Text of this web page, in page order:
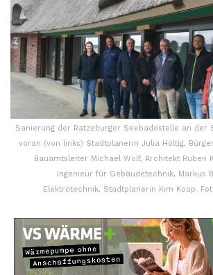
Sanierung der Ratzeburger Seebadestelle an der
voran (von links) Stadtplanerin Julia Höltig,
Bauamtsleiter Michael Wolf, Architekt Ruben
Ingenieur für Gebäudetechnik, Markus
Elektrotechnik, Stadtplanerin Kim Koop.